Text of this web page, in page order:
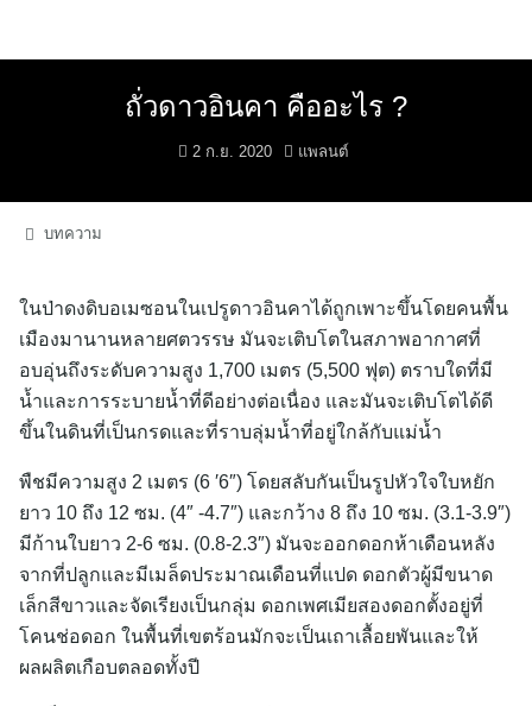
ถั่วดาวอินคา คืออะไร ?
2 ก.ย. 2020 แพลนต์
บทความ
ในป่าดงดิบอเมซอนในเปรูดาวอินคาได้ถูกเพาะขึ้นโดยคนพื้น
เมืองมานานหลายศตวรรษ มันจะเติบโตในสภาพอากาศที่
อบอุ่นถึงระดับความสูง 1,700 เมตร (5,500 ฟุต) ตราบใดที่มี
น้ำและการระบายน้ำที่ดีอย่างต่อเนื่อง และมันจะเติบโตได้ดี
ขึ้นในดินที่เป็นกรดและที่ราบลุ่มน้ำที่อยู่ใกล้กับแม่น้ำ
พืชมีความสูง 2 เมตร (6 ′6″) โดยสลับกันเป็นรูปหัวใจใบหยัก
ยาว 10 ถึง 12 ซม. (4″ -4.7″) และกว้าง 8 ถึง 10 ซม. (3.1-3.9″)
มีก้านใบยาว 2-6 ซม. (0.8-2.3″) มันจะออกดอกห้าเดือนหลัง
จากที่ปลูกและมีเมล็ดประมาณเดือนที่แปด ดอกตัวผู้มีขนาด
เล็กสีขาวและจัดเรียงเป็นกลุ่ม ดอกเพศเมียสองดอกตั้งอยู่ที่
โคนช่อดอก ในพื้นที่เขตร้อนมักจะเป็นเถาเลื้อยพันและให้
ผลผลิตเกือบตลอดทั้งปี